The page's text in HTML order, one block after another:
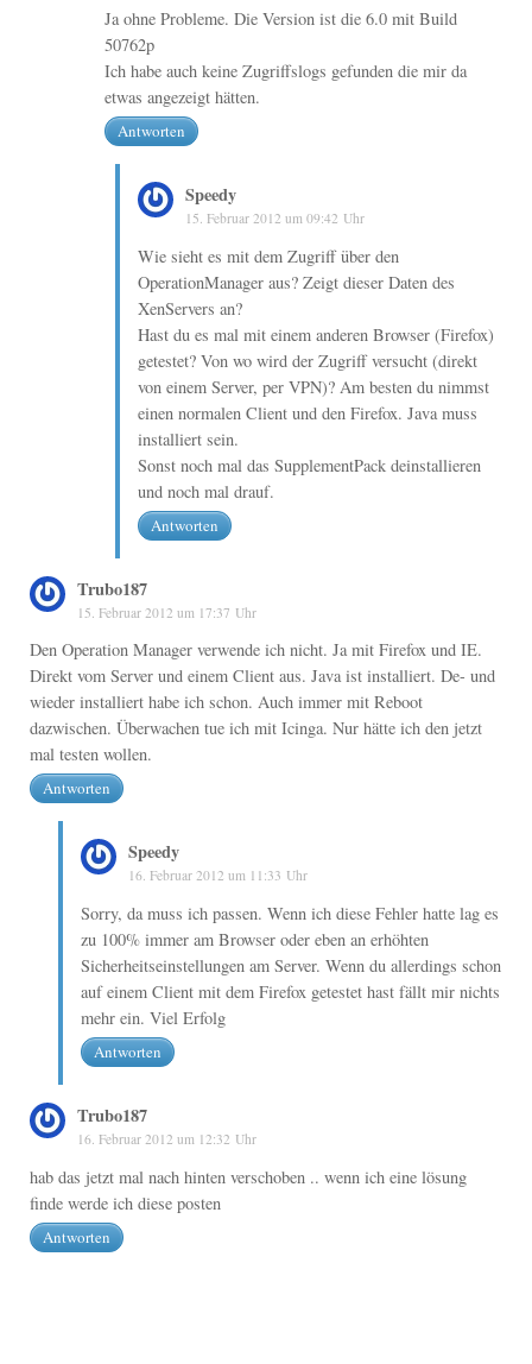
Ja ohne Probleme. Die Version ist die 6.0 mit Build
50762p
Ich habe auch keine Zugriffslogs gefunden die mir da
etwas angezeigt hätten.
Antworten
Speedy
15. Februar 2012 um 09:42 Uhr
Wie sieht es mit dem Zugriff über den
OperationManager aus? Zeigt dieser Daten des
XenServers an?
Hast du es mal mit einem anderen Browser (Firefox)
getestet? Von wo wird der Zugriff versucht (direkt
von einem Server, per VPN)? Am besten du nimmst
einen normalen Client und den Firefox. Java muss
installiert sein.
Sonst noch mal das SupplementPack deinstallieren
und noch mal drauf.
Antworten
Trubo187
15. Februar 2012 um 17:37 Uhr
Den Operation Manager verwende ich nicht. Ja mit Firefox und IE.
Direkt vom Server und einem Client aus. Java ist installiert. De- und
wieder installiert habe ich schon. Auch immer mit Reboot
dazwischen. Überwachen tue ich mit Icinga. Nur hätte ich den jetzt
mal testen wollen.
Antworten
Speedy
16. Februar 2012 um 11:33 Uhr
Sorry, da muss ich passen. Wenn ich diese Fehler hatte lag es
zu 100% immer am Browser oder eben an erhöhten
Sicherheitseinstellungen am Server. Wenn du allerdings schon
auf einem Client mit dem Firefox getestet hast fällt mir nichts
mehr ein. Viel Erfolg
Antworten
Trubo187
16. Februar 2012 um 12:32 Uhr
hab das jetzt mal nach hinten verschoben .. wenn ich eine lösung
finde werde ich diese posten
Antworten